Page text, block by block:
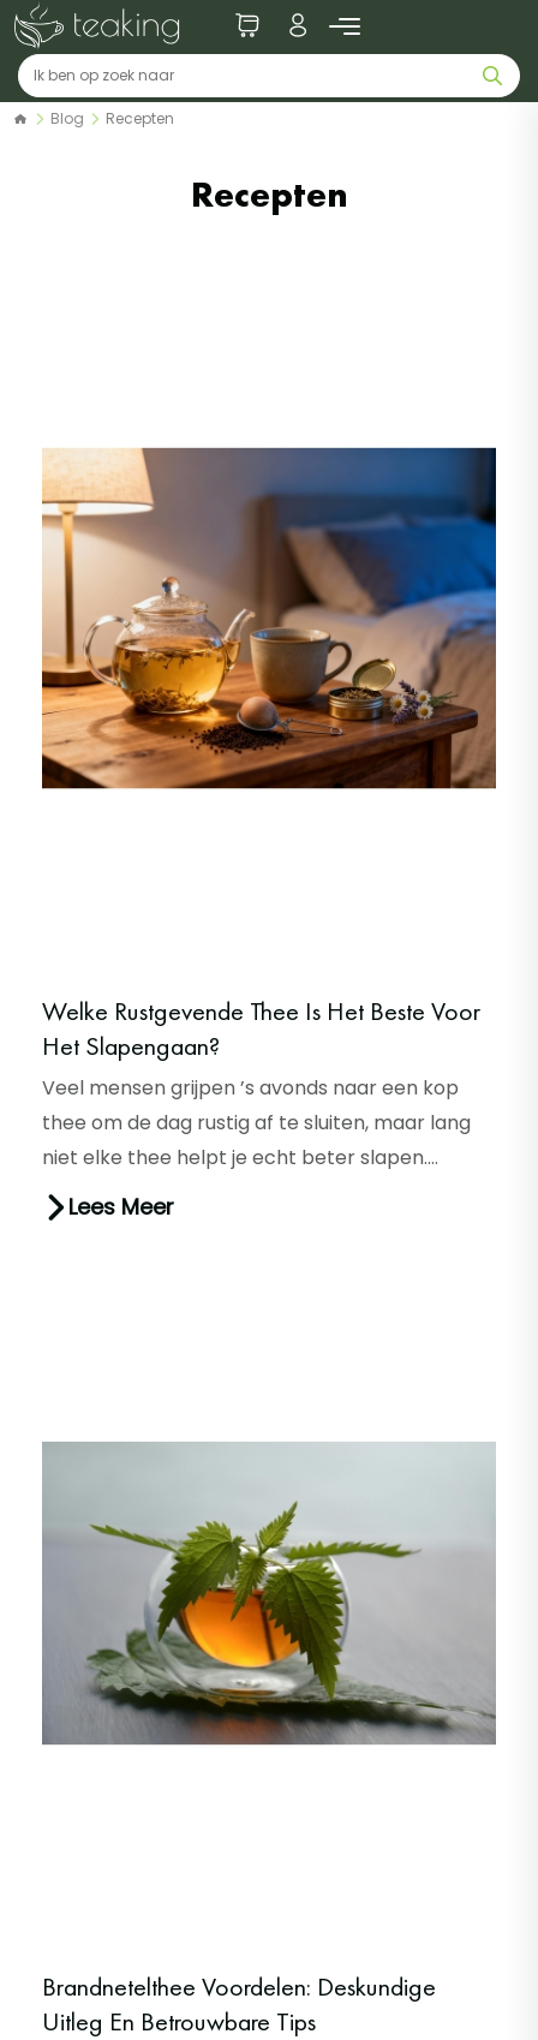
Blog Recepten
Recepten
Welke Rustgevende Thee Is Het Beste Voor
Het Slapengaan?
Veel mensen grijpen ’s avonds naar een kop
thee om de dag rustig af te sluiten, maar lang
niet elke thee helpt je echt beter slapen.
Rustgevende thee voor het s...
Lees Meer
Brandnetelthee Voordelen: Deskundige
Uitleg En Betrouwbare Tips